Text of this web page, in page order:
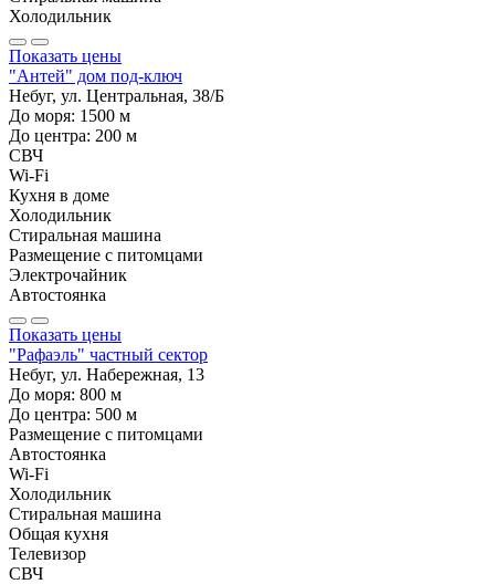
Холодильник
Показать цены
"Антей" дом под-ключ
Небуг, ул. Центральная, 38/Б
До моря: 1500 м
До центра: 200 м
СВЧ
Wi-Fi
Кухня в доме
Холодильник
Стиральная машина
Размещение с питомцами
Электрочайник
Автостоянка
Показать цены
"Рафаэль" частный сектор
Небуг, ул. Набережная, 13
До моря: 800 м
До центра: 500 м
Размещение с питомцами
Автостоянка
Wi-Fi
Холодильник
Стиральная машина
Общая кухня
Телевизор
СВЧ